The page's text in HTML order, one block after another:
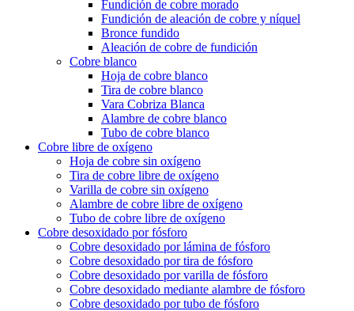
Fundición de cobre morado
Fundición de aleación de cobre y níquel
Bronce fundido
Aleación de cobre de fundición
Cobre blanco
Hoja de cobre blanco
Tira de cobre blanco
Vara Cobriza Blanca
Alambre de cobre blanco
Tubo de cobre blanco
Cobre libre de oxígeno
Hoja de cobre sin oxígeno
Tira de cobre libre de oxígeno
Varilla de cobre sin oxígeno
Alambre de cobre libre de oxígeno
Tubo de cobre libre de oxígeno
Cobre desoxidado por fósforo
Cobre desoxidado por lámina de fósforo
Cobre desoxidado por tira de fósforo
Cobre desoxidado por varilla de fósforo
Cobre desoxidado mediante alambre de fósforo
Cobre desoxidado por tubo de fósforo